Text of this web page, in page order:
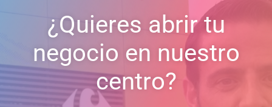
¿Quieres abrir tu
negocio en nuestro
centro?